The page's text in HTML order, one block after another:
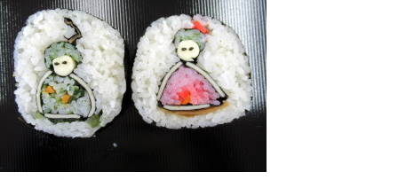
教
室
で
は
「満
開
の
桜」
「ド
ラ
風」